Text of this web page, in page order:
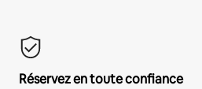
Réservez en toute confiance